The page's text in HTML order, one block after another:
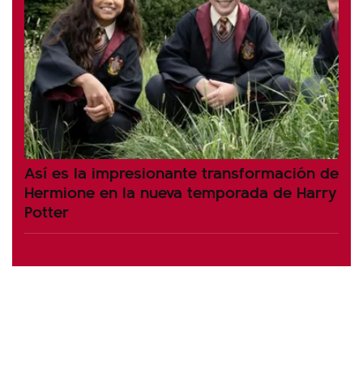
Así es la impresionante transformación de
Hermione en la nueva temporada de Harry
Potter